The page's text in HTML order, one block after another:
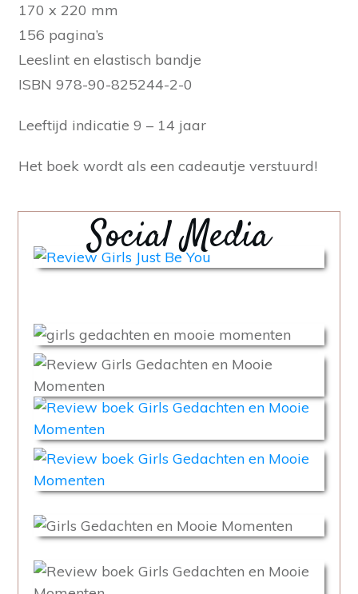
170 x 220 mm
156 pagina’s
Leeslint en elastisch bandje
ISBN 978-90-825244-2-0
Leeftijd indicatie 9 – 14 jaar
Het boek wordt als een cadeautje verstuurd!
Social Media